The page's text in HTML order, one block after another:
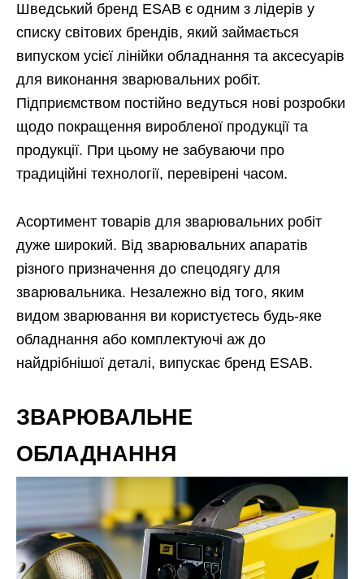
Шведський бренд ESAB є одним з лідерів у
списку світових брендів, який займається
випуском усієї лінійки обладнання та аксесуарів
для виконання зварювальних робіт.
Підприємством постійно ведуться нові розробки
щодо покращення виробленої продукції та
продукції. При цьому не забуваючи про
традиційні технології, перевірені часом.
Асортимент товарів для зварювальних робіт
дуже широкий. Від зварювальних апаратів
різного призначення до спецодягу для
зварювальника. Незалежно від того, яким
видом зварювання ви користуєтесь будь-яке
обладнання або комплектуючі аж до
найдрібнішої деталі, випускає бренд ESAB.
ЗВАРЮВАЛЬНЕ
ОБЛАДНАННЯ